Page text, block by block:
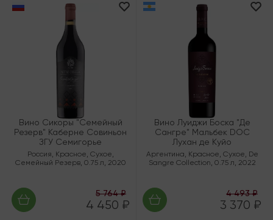
Вино Сикоры "Семейный
Резерв" Каберне Совиньон
ЗГУ Семигорье
Россия, Красное, Сухое,
Семейный Резерв, 0.75 л, 2020
5 764 ₽
4 450 ₽
Вино Луиджи Боска "Де
Сангре" Мальбек DOC
Лухан де Куйо
Аргентина, Красное, Сухое, De
Sangre Collection, 0.75 л, 2022
4 493 ₽
3 370 ₽